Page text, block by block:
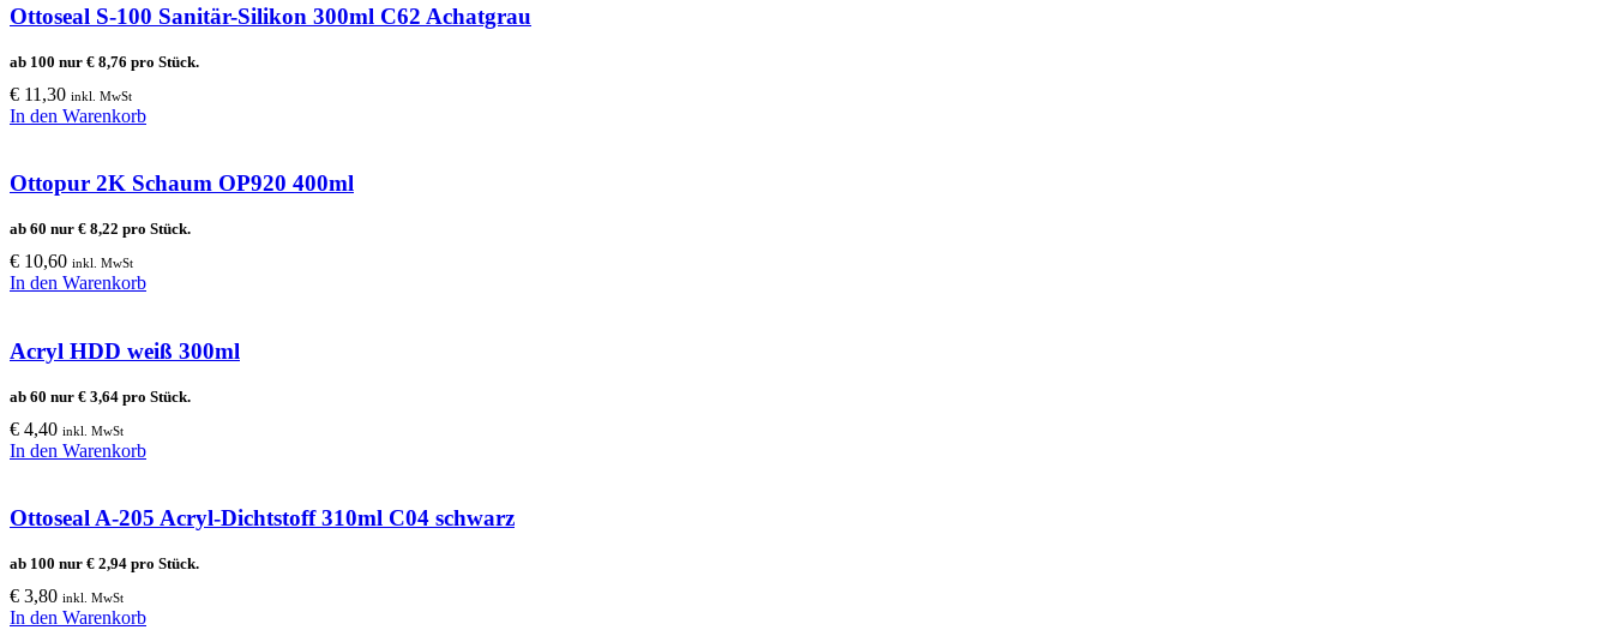
Ottoseal S-100 Sanitär-Silikon 300ml C62 Achatgrau
ab 100 nur € 8,76 pro Stück.
€ 11,30 inkl. MwSt
In den Warenkorb
Ottopur 2K Schaum OP920 400ml
ab 60 nur € 8,22 pro Stück.
€ 10,60 inkl. MwSt
In den Warenkorb
Acryl HDD weiß 300ml
ab 60 nur € 3,64 pro Stück.
€ 4,40 inkl. MwSt
In den Warenkorb
Ottoseal A-205 Acryl-Dichtstoff 310ml C04 schwarz
ab 100 nur € 2,94 pro Stück.
€ 3,80 inkl. MwSt
In den Warenkorb